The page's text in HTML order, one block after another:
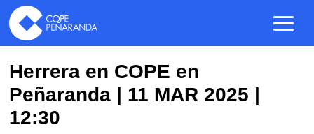
Herrera en COPE en
Peñaranda | 11 MAR 2025 |
12:30